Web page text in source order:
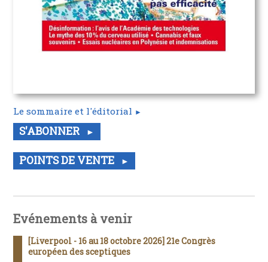
Le sommaire et l'éditorial
S'ABONNER
POINTS DE VENTE
Evénements à venir
[Liverpool - 16 au 18 octobre 2026] 21e Congrès
européen des sceptiques